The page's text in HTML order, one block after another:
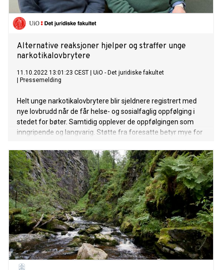
Alternative reaksjoner hjelper og straffer unge
narkotikalovbrytere
11.10.2022 13:01:23 CEST
UiO - Det juridiske fakultet
Pressemelding
Helt unge narkotikalovbrytere blir sjeldnere registrert med
nye lovbrudd når de får helse- og sosialfaglig oppfølging i
stedet for bøter. Samtidig opplever de oppfølgingen som
inngripende og langvarig. Støtte fra foresatte betyr mye for